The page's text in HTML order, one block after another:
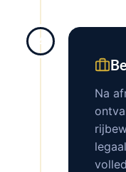
4
Na